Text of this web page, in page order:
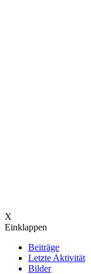
X
Einklappen
Beiträge
Letzte Aktivität
Bilder